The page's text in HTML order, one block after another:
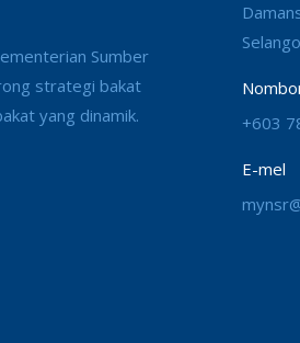
Sumber
strategi bakat
yang dinamik.
+603
E-mel